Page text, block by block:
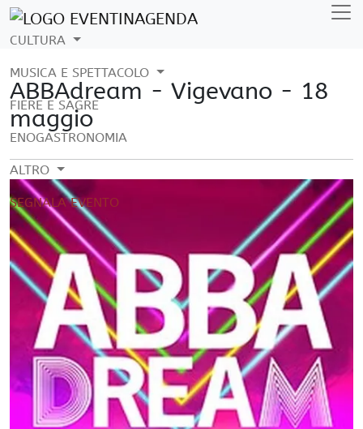
CULTURA
MUSICA E SPETTACOLO
FIERE E SAGRE
ENOGASTRONOMIA
ALTRO
SEGNALA EVENTO
ABBAdream - Vigevano - 18
maggio